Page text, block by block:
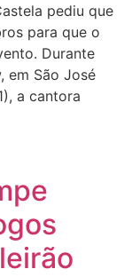
pediu que
para que o
Durante
em São José
a cantora